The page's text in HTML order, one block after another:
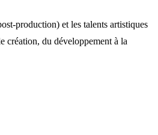
production) et les talents artistiques
création, du développement à la